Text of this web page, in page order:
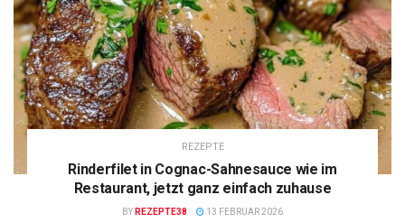
REZEPTE
Rinderfilet in Cognac-Sahnesauce wie im
Restaurant, jetzt ganz einfach zuhause
BY REZEPTE38 13 FEBRUAR 2026